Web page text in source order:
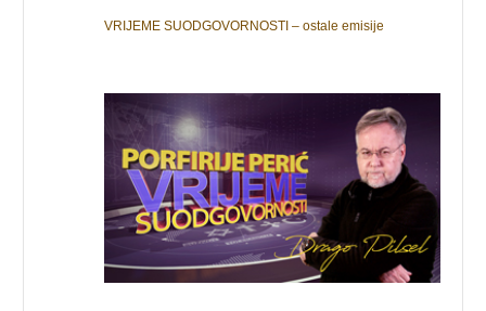
VRIJEME SUODGOVORNOSTI – ostale emisije